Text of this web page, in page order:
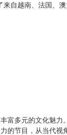
自越南、法国、
富多元的文化魅力
的节目，从当代视